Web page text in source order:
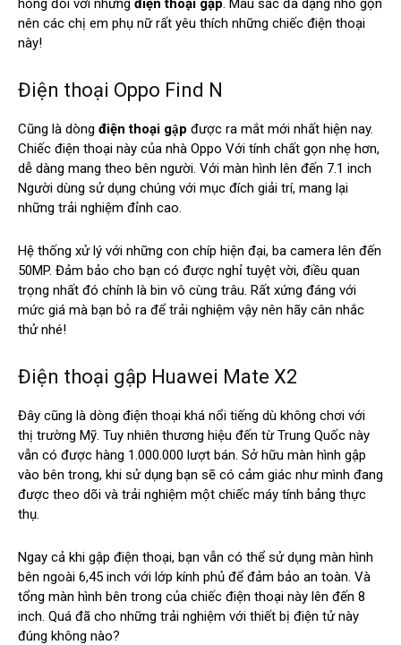
hỏng đối với những điện thoại gập. Màu sắc đa dạng nhỏ gọn
nên các chị em phụ nữ rất yêu thích những chiếc điện thoại
này!
Điện thoại Oppo Find N
Cũng là dòng điện thoại gập được ra mắt mới nhất hiện nay.
Chiếc điện thoại này của nhà Oppo Với tính chất gọn nhẹ hơn,
dễ dàng mang theo bên người. Với màn hình lên đến 7.1 inch
Người dùng sử dụng chúng với mục đích giải trí, mang lại
những trải nghiệm đỉnh cao.
Hệ thống xử lý với những con chíp hiện đại, ba camera lên đến
50MP. Đảm bảo cho bạn có được nghỉ tuyệt vời, điều quan
trọng nhất đó chính là bin vô cùng trâu. Rất xứng đáng với
mức giá mà bạn bỏ ra để trải nghiệm vậy nên hãy cân nhắc
thử nhé!
Điện thoại gập Huawei Mate X2
Đây cũng là dòng điện thoại khá nổi tiếng dù không chơi với
thị trường Mỹ. Tuy nhiên thương hiệu đến từ Trung Quốc này
vẫn có được hàng 1.000.000 lượt bán. Sở hữu màn hình gập
vào bên trong, khi sử dụng bạn sẽ có cảm giác như mình đang
được theo dõi và trải nghiệm một chiếc máy tính bảng thực
thụ.
Ngay cả khi gập điện thoại, bạn vẫn có thể sử dụng màn hình
bên ngoài 6,45 inch với lớp kính phủ để đảm bảo an toàn. Và
tổng màn hình bên trong của chiếc điện thoại này lên đến 8
inch. Quá đã cho những trải nghiệm với thiết bị điện tử này
đúng không nào?